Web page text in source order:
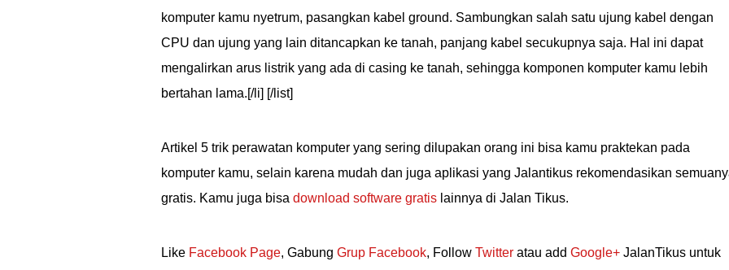
komputer kamu nyetrum, pasangkan kabel ground. Sambungkan salah satu ujung kabel dengan
CPU dan ujung yang lain ditancapkan ke tanah, panjang kabel secukupnya saja. Hal ini dapat
mengalirkan arus listrik yang ada di casing ke tanah, sehingga komponen komputer kamu lebih
bertahan lama.[/li] [/list]
Artikel 5 trik perawatan komputer yang sering dilupakan orang ini bisa kamu praktekan pada
komputer kamu, selain karena mudah dan juga aplikasi yang Jalantikus rekomendasikan
gratis. Kamu juga bisa download software gratis lainnya di Jalan Tikus.
Like Facebook Page, Gabung Grup Facebook, Follow Twitter atau add Google+ JalanTikus untuk